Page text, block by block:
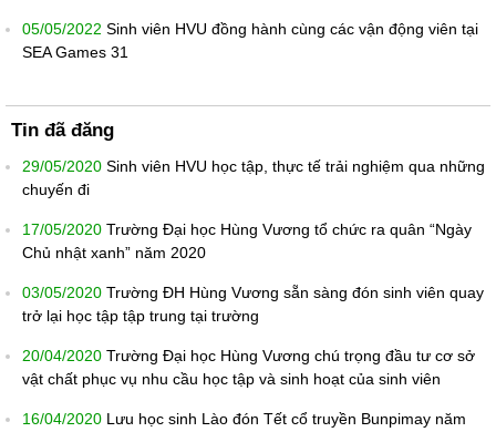
05/05/2022 Sinh viên HVU đồng hành cùng các vận động viên tại
SEA Games 31
Tin đã đăng
29/05/2020 Sinh viên HVU học tập, thực tế trải nghiệm qua những
chuyến đi
17/05/2020 Trường Đại học Hùng Vương tổ chức ra quân “Ngày
Chủ nhật xanh” năm 2020
03/05/2020 Trường ĐH Hùng Vương sẵn sàng đón sinh viên quay
trở lại học tập tập trung tại trường
20/04/2020 Trường Đại học Hùng Vương chú trọng đầu tư cơ sở
vật chất phục vụ nhu cầu học tập và sinh hoạt của sinh viên
16/04/2020 Lưu học sinh Lào đón Tết cổ truyền Bunpimay năm